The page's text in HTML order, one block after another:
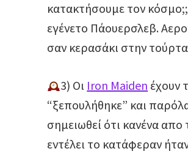
κατακτήσουμε τον
εγένετο Πάουερσλεβ.
σαν κερασάκι στην
3) Οι Iron Maiden έχουν
“ξεπουλήθηκε” και
σημειωθεί ότι κανένα
εντέλει το κατάφεραν